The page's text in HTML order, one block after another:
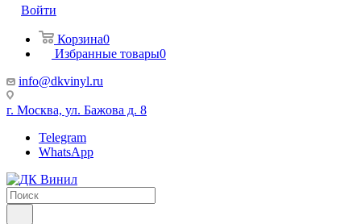
Войти
Корзина0
Избранные товары0
info@dkvinyl.ru
г. Москва, ул. Бажова д. 8
Telegram
WhatsApp